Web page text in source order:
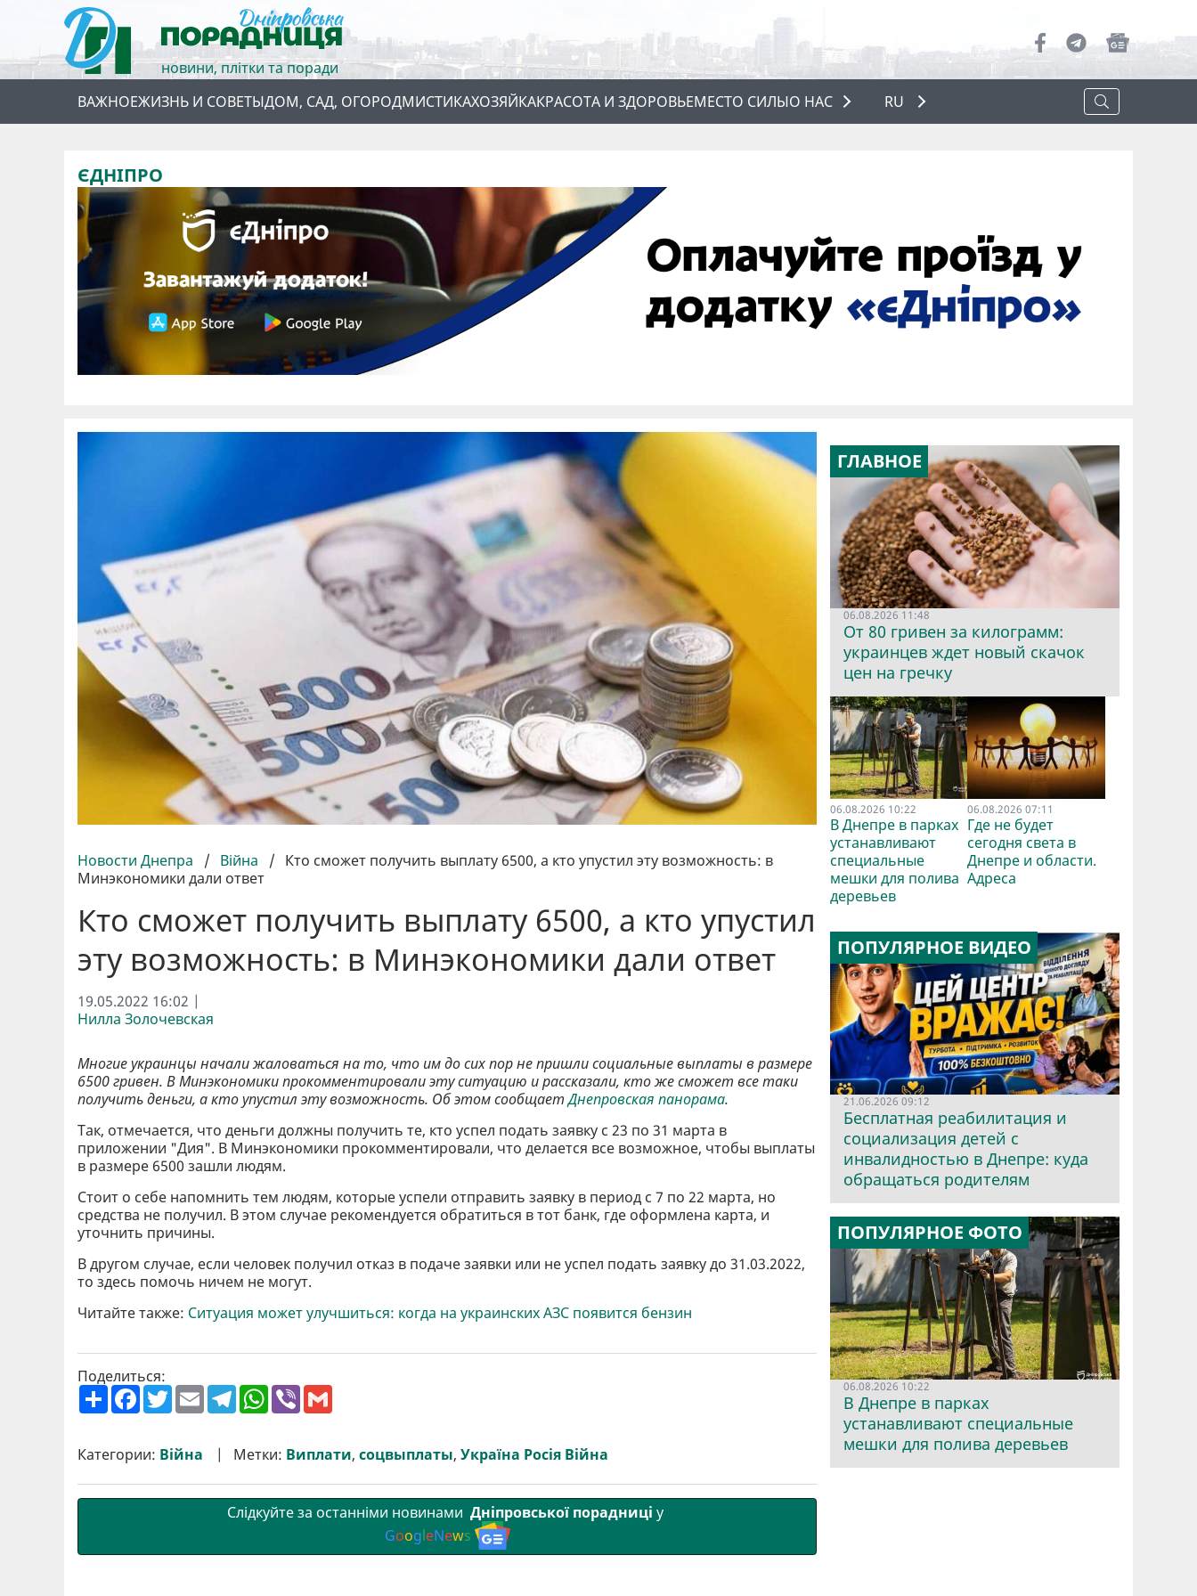
новини, плітки та поради
ВАЖНОЕЖИЗНЬ И СОВЕТЫДОМ, САД, ОГОРОДМИСТИКАХОЗЯЙКАКРАСОТА И ЗДОРОВЬЕМЕСТО СИЛЫО НАС
О НАС
RU
ЄДНІПРО
Новости Днепра / Війна / Кто сможет получить выплату 6500, а кто упустил эту возможность: в
Минэкономики дали ответ
Кто сможет получить выплату 6500, а кто упустил
эту возможность: в Минэкономики дали ответ
19.05.2022 16:02 |
Нилла Золочевская
Многие украинцы начали жаловаться на то, что им до сих пор не пришли социальные выплаты в размере
6500 гривен. В Минэкономики прокомментировали эту ситуацию и рассказали, кто же сможет все таки
получить деньги, а кто упустил эту возможность. Об этом сообщаетДнепровская панорама.
Так, отмечается, что деньги должны получить те, кто успел подать заявку с 23 по 31 марта в
приложении "Дия". В Минэкономики прокомментировали, что делается все возможное, чтобы выплаты
в размере 6500 зашли людям.
Стоит о себе напомнить тем людям, которые успели отправить заявку в период с 7 по 22 марта, но
средства не получил. В этом случае рекомендуется обратиться в тот банк, где оформлена карта, и
уточнить причины.
В другом случае, если человек получил отказ в подаче заявки или не успел подать заявку до 31.03.2022,
то здесь помочь ничем не могут.
Читайте также: Ситуация может улучшиться: когда на украинских АЗС появится бензин
Поделиться:
П
о
р
и
F
a
b
o
T
w
t
e
E
m
T
e
g
r
W
h
s
A
V
r l
Категории: Війна Метки: Виплати, соцвыплаты, Україна Росія Війна
Слідкуйте за останніми новинами Дніпровської порадниці у
GoogleNews
ГЛАВНОЕ
06.08.2026 11:48
От 80 гривен за килограмм:
украинцев ждет новый скачок
цен на гречку
06.08.2026 10:22
В Днепре в парках
устанавливают
специальные
мешки для полива
деревьев
06.08.2026 07:11
Где не будет
сегодня света в
Днепре и области.
Адреса
ПОПУЛЯРНОЕ ВИДЕО
21.06.2026 09:12
Бесплатная реабилитация и
социализация детей с
инвалидностью в Днепре: куда
обращаться родителям
ПОПУЛЯРНОЕ ФОТО
06.08.2026 10:22
В Днепре в парках
устанавливают специальные
мешки для полива деревьев